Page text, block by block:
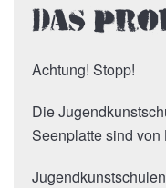
Das
Achtung! Stopp!
Die
Seenplatte sind von